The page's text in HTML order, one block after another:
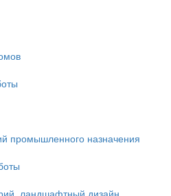
промышленного назначения
ландшафтный дизайн